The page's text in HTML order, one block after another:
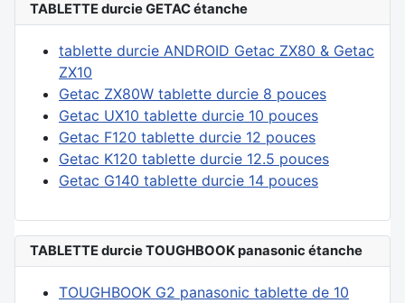
TABLETTE durcie GETAC étanche
tablette durcie ANDROID Getac ZX80 & Getac
ZX10
Getac ZX80W tablette durcie 8 pouces
Getac UX10 tablette durcie 10 pouces
Getac F120 tablette durcie 12 pouces
Getac K120 tablette durcie 12.5 pouces
Getac G140 tablette durcie 14 pouces
TABLETTE durcie TOUGHBOOK panasonic étanche
TOUGHBOOK G2 panasonic tablette de 10